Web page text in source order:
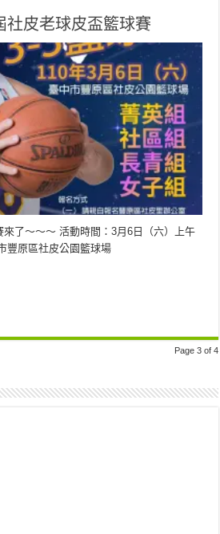
社皮老球皮盃籃球賽
了～～～ 活動時間：3月6日（六）上午
豐原區社皮公園籃球場
Page 3 of 4